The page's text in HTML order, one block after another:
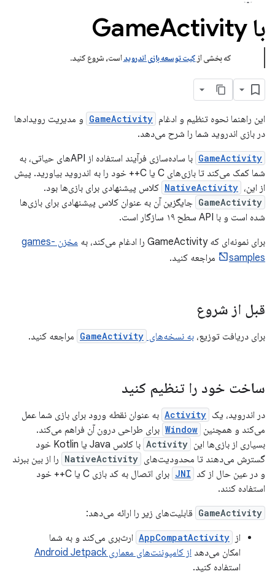
با GameActivity
که بخشی از کیت توسعه بازی اندرویداست، شروع کنید.
این راهنما نحوه تنظیم و ادغام GameActivity و مدیریت رویدادها
در بازی اندروید شما را شرح می‌دهد.
GameActivity
با ساده‌سازی فرآیند استفاده از APIهای حیاتی، به
شما کمک می‌کند تا بازی‌های C یا C++ خود را به اندروید بیاورید. پیش
از این، NativeActivity کلاس پیشنهادی برای بازی‌ها بود.
GameActivity جایگزین آن به عنوان کلاس پیشنهادی برای بازی‌ها
شده است و با API سطح ۱۹ سازگار است.
برای نمونه‌ای که GameActivity را ادغام می‌کند، به
مخزن games-
samples
مراجعه کنید.
قبل از شروع
برای دریافت توزیع، به نسخه‌های GameActivity مراجعه کنید.
ساخت خود را تنظیم کنید
در اندروید، یک Activity به عنوان نقطه ورود برای بازی شما عمل
می‌کند و همچنین Window برای طراحی درون آن فراهم می‌کند.
بسیاری از بازی‌ها این Activity
با کلاس Java یا Kotlin خود
گسترش می‌دهند تا محدودیت‌های NativeActivity را از بین ببرند
و در عین حال از کد JNI
برای اتصال به کد بازی C یا C++ خود
استفاده کنند.
GameActivity قابلیت‌های زیر را ارائه می‌دهد:
از AppCompatActivity ارث‌بری می‌کند و به شما
امکان می‌دهد از کامپوننت‌های معماری Android Jetpack
استفاده کنید.